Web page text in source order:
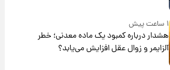
۱ ساعت پیش
هشدار درباره کمبود یک ماده معدنی؛ خطر
آلزایمر و زوال عقل افزایش می‌یابد؟